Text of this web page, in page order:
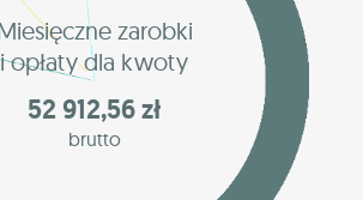
zarobki
i opłaty dla kwoty
52 912,56 zł
brutto